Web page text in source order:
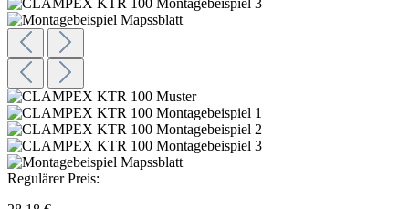
Regulärer Preis: